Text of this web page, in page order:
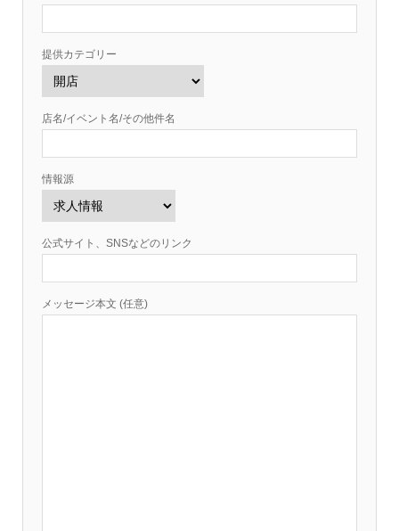
提供カテゴリー
店名/イベント名/その他件名
情報源
公式サイト、SNSなどのリンク
メッセージ本文 (任意)